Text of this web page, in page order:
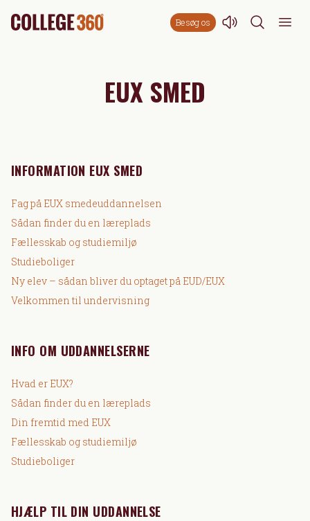
Besøg os
EUX SMED
INFORMATION EUX SMED
Fag på EUX smedeuddannelsen
Sådan finder du en læreplads
Fællesskab og studiemiljø
Studieboliger
Ny elev – sådan bliver du optaget på EUD/EUX
Velkommen til undervisning
INFO OM UDDANNELSERNE
Hvad er EUX?
Sådan finder du en læreplads
Din fremtid med EUX
Fællesskab og studiemiljø
Studieboliger
HJÆLP TIL DIN UDDANNELSE